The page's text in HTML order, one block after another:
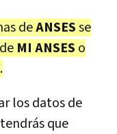
deANSESse
MI ANSES o
los datos de
que